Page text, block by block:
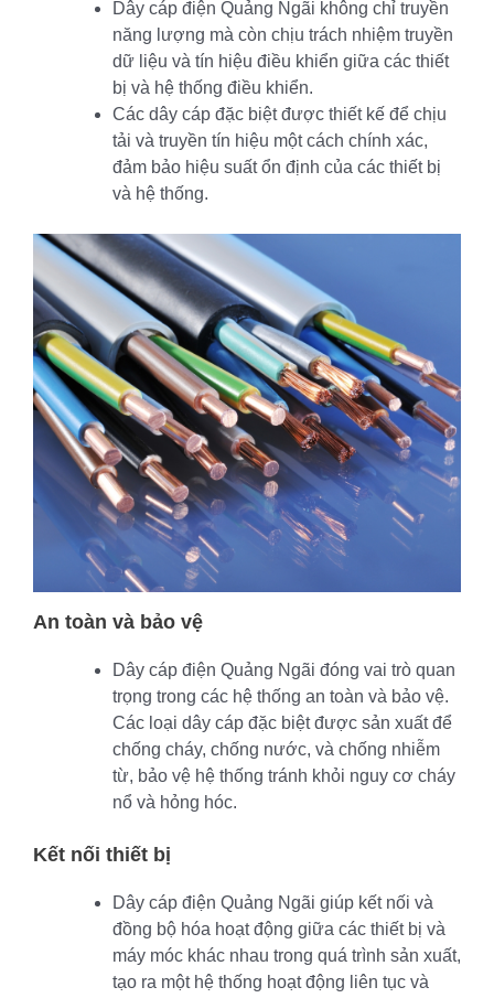
Dây cáp điện Quảng Ngãi không chỉ truyền
năng lượng mà còn chịu trách nhiệm truyền
dữ liệu và tín hiệu điều khiển giữa các thiết
bị và hệ thống điều khiển.
Các dây cáp đặc biệt được thiết kế để chịu
tải và truyền tín hiệu một cách chính xác,
đảm bảo hiệu suất ổn định của các thiết bị
và hệ thống.
An toàn và bảo vệ
Dây cáp điện Quảng Ngãi đóng vai trò quan
trọng trong các hệ thống an toàn và bảo vệ.
Các loại dây cáp đặc biệt được sản xuất để
chống cháy, chống nước, và chống nhiễm
từ, bảo vệ hệ thống tránh khỏi nguy cơ cháy
nổ và hỏng hóc.
Kết nối thiết bị
Dây cáp điện Quảng Ngãi giúp kết nối và
đồng bộ hóa hoạt động giữa các thiết bị và
máy móc khác nhau trong quá trình sản xuất,
tạo ra một hệ thống hoạt động liên tục và